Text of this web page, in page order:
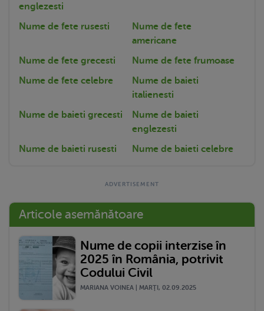
englezesti
Nume de fete rusesti
Nume de fete
americane
Nume de fete grecesti
Nume de fete frumoase
Nume de fete celebre
Nume de baieti
italienesti
Nume de baieti grecesti
Nume de baieti
englezesti
Nume de baieti rusesti
Nume de baieti celebre
Articole asemănătoare
Nume de copii interzise în
2025 în România, potrivit
Codului Civil
MARIANA VOINEA | MARŢI, 02.09.2025